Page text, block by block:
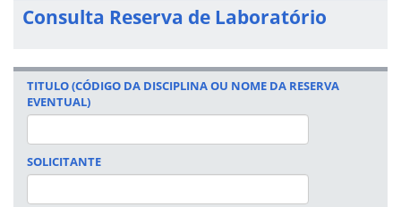
Consulta Reserva de Laboratório
TITULO (CÓDIGO DA DISCIPLINA OU NOME DA RESERVA
EVENTUAL)
SOLICITANTE